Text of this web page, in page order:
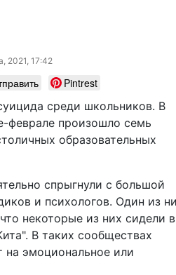
2021, 17:42
Pintrest
среди школьников. В
феврале произошло семь
образовательных
спрыгнули с большой
и психологов. Один из
некоторые из них сидели
В таких сообществах
на эмоциональное или